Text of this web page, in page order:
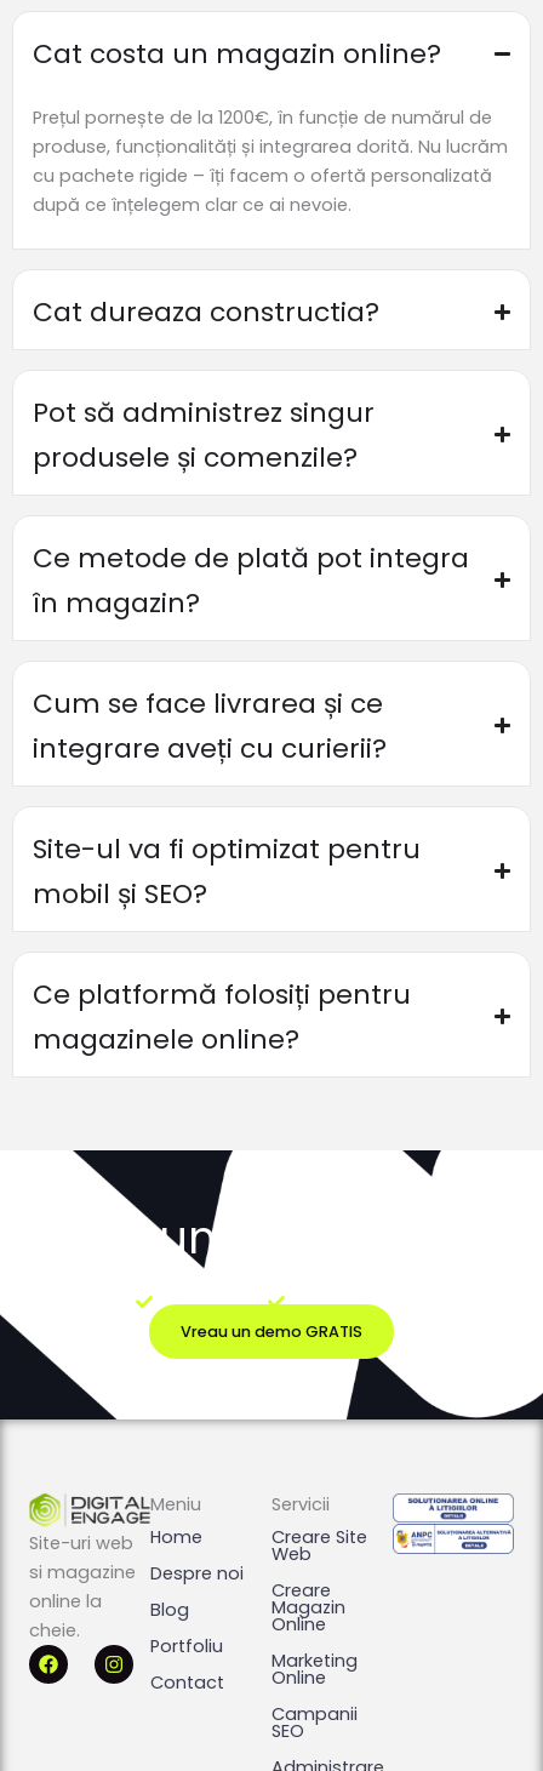
Cat costa un magazin online?
Prețul pornește de la 1200€, în funcție de numărul de
produse, funcționalități și integrarea dorită. Nu lucrăm
cu pachete rigide – îți facem o ofertă personalizată
după ce înțelegem clar ce ai nevoie.
Cat dureaza constructia?
Pot să administrez singur
produsele și comenzile?
Ce metode de plată pot integra
în magazin?
Cum se face livrarea și ce
integrare aveți cu curierii?
Site-ul va fi optimizat pentru
mobil și SEO?
Ce platformă folosiți pentru
magazinele online?
Vezi cum poate arăta
site-ul tău
Fără costuri Fără obligații
Vreau un demo GRATIS
Site-uri web
si magazine
online la
cheie.
F
a
c
I
n
s
Meniu
Home
Despre noi
Blog
Portfoliu
Contact
Servicii
Creare Site
Web
Creare
Magazin
Online
Marketing
Online
Campanii
SEO